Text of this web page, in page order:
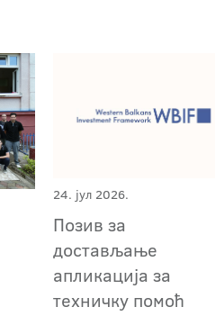
24. јул 2026.
Позив за
достављање
апликација за
техничку помоћ